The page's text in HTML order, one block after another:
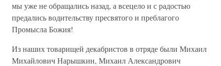
мы уже не обращались назад, а всецело и с радостью
предались водительству пресвятого и преблагого
Промысла Божия!
Из наших товарищей декабристов в отряде были Михаил
Михайлович Нарышкин, Михаил Александрович